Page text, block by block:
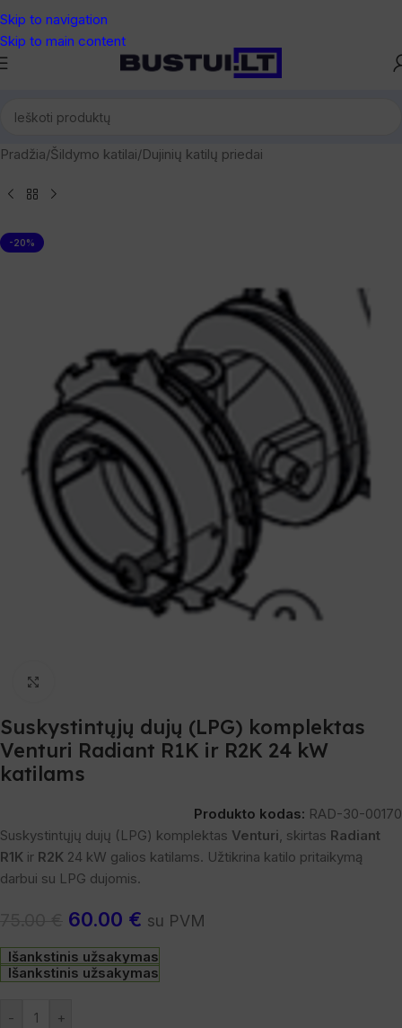
Skip to navigation
Skip to main content
Pradžia/Šildymo katilai/Dujinių katilų priedai
-20%
Suskystintųjų dujų (LPG) komplektas
Venturi Radiant R1K ir R2K 24 kW
katilams
Produkto kodas: RAD-30-00170
Suskystintųjų dujų (LPG) komplektas Venturi, skirtas Radiant
R1K ir R2K 24 kW galios katilams. Užtikrina katilo pritaikymą
darbui su LPG dujomis.
60.00 € su PVM
Išankstinis užsakymas
Išankstinis užsakymas
- +